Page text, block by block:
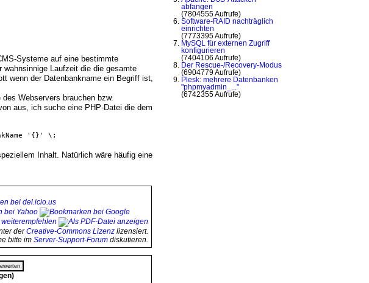
abfangen
(7804555 Aufrufe)
Software-RAID nachträglich
einrichten
(7773395 Aufrufe)
MySQL für externen Zugriff
konfigurieren
(7404106 Aufrufe)
Der Rescue-/Recovery-Modus
(6904779 Aufrufe)
Plesk: mehrere Datenbanken
"phpmyadmin_..."
(6742355 Aufrufe)
Systeme auf eine bestimmte
wahnsinnige Laufzeit die die gesamte
wenn der Datenbankname ein Begriff ist,
Webservers brauchen bzw.
aus, ich suche eine PHP-Datei die dem
'{}' \;
Inhalt. Natürlich wäre häufig eine
derCreative-Commons Lizenzlizensiert.
bitte im Server-Support-Forumdiskutieren.